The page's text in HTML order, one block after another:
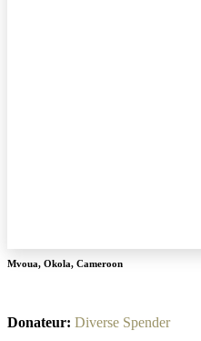
Mvoua, Okola, Cameroon
Donateur: Diverse Spender